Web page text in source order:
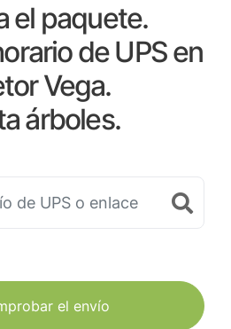
el paquete.
de UPS en
Vega.
árboles.
el envío